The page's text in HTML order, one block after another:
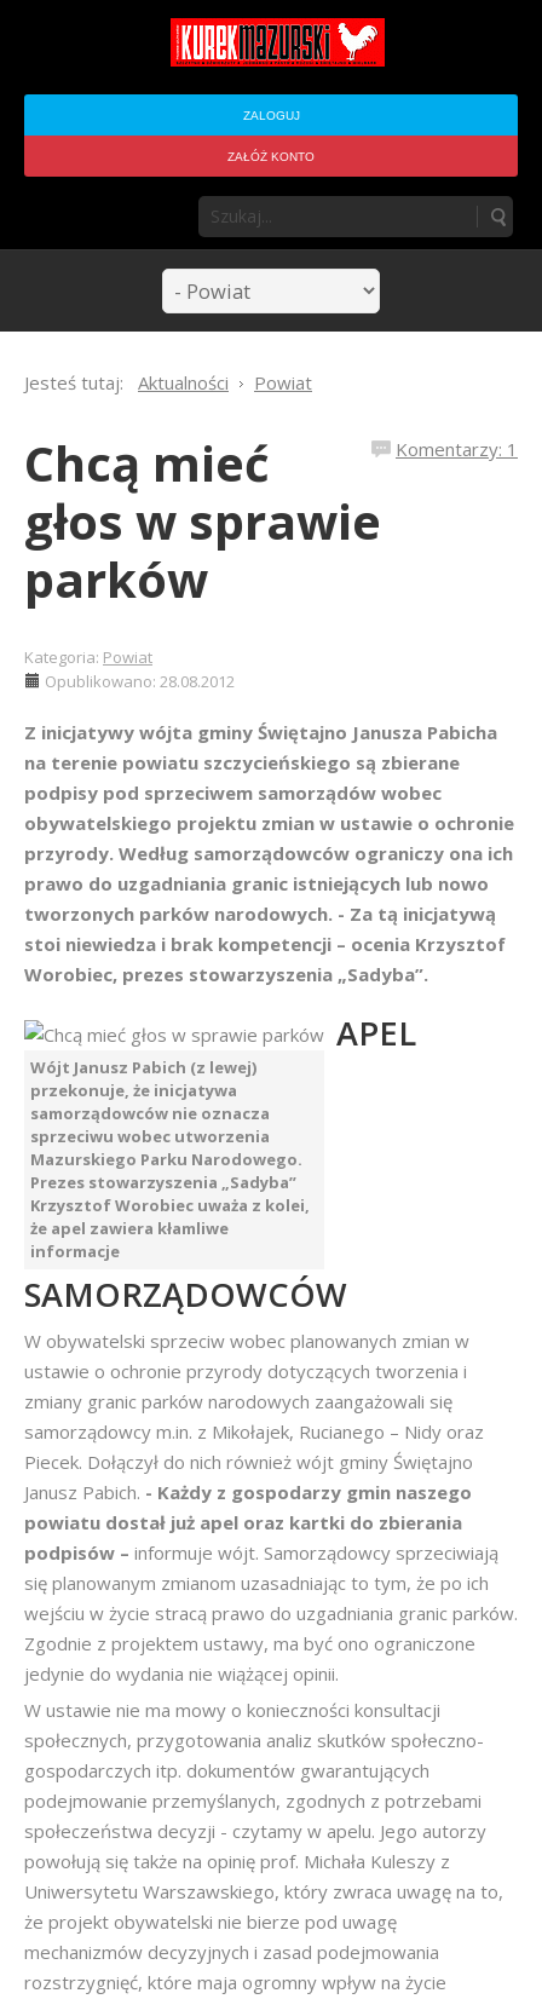
ZALOGUJ
ZAŁÓŻ KONTO
Jesteś tutaj: Aktualności Powiat
Komentarzy: 1
Chcą mieć
głos w sprawie
parków
Kategoria: Powiat
Opublikowano: 28.08.2012
Z inicjatywy wójta gminy Świętajno Janusza Pabicha
na terenie powiatu szczycieńskiego są zbierane
podpisy pod sprzeciwem samorządów wobec
obywatelskiego projektu zmian w ustawie o ochronie
przyrody. Według samorządowców ograniczy ona ich
prawo do uzgadniania granic istniejących lub nowo
tworzonych parków narodowych. - Za tą inicjatywą
stoi niewiedza i brak kompetencji – ocenia Krzysztof
Worobiec, prezes stowarzyszenia „Sadyba”.
Wójt Janusz Pabich (z lewej)
przekonuje, że inicjatywa
samorządowców nie oznacza
sprzeciwu wobec utworzenia
Mazurskiego Parku Narodowego.
Prezes stowarzyszenia „Sadyba”
Krzysztof Worobiec uważa z kolei,
że apel zawiera kłamliwe
informacje
APEL
SAMORZĄDOWCÓW
W obywatelski sprzeciw wobec planowanych zmian w
ustawie o ochronie przyrody dotyczących tworzenia i
zmiany granic parków narodowych zaangażowali się
samorządowcy m.in. z Mikołajek, Rucianego – Nidy oraz
Piecek. Dołączył do nich również wójt gminy Świętajno
Janusz Pabich. - Każdy z gospodarzy gmin naszego
powiatu dostał już apel oraz kartki do zbierania
podpisów – informuje wójt. Samorządowcy sprzeciwiają
się planowanym zmianom uzasadniając to tym, że po ich
wejściu w życie stracą prawo do uzgadniania granic parków.
Zgodnie z projektem ustawy, ma być ono ograniczone
jedynie do wydania nie wiążącej opinii.
W ustawie nie ma mowy o konieczności konsultacji
społecznych, przygotowania analiz skutków społeczno-
gospodarczych itp. dokumentów gwarantujących
podejmowanie przemyślanych, zgodnych z potrzebami
społeczeństwa decyzji - czytamy w apelu. Jego autorzy
powołują się także na opinię prof. Michała Kuleszy z
Uniwersytetu Warszawskiego, który zwraca uwagę na to,
że projekt obywatelski nie bierze pod uwagę
mechanizmów decyzyjnych i zasad podejmowania
rozstrzygnięć, które maja ogromny wpływ na życie